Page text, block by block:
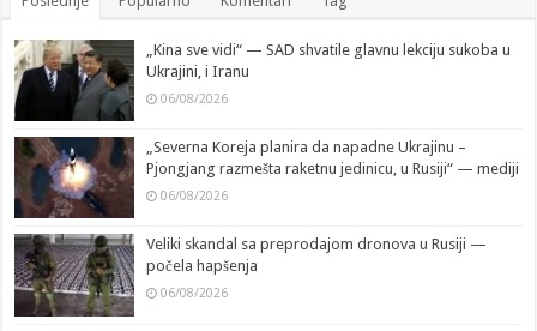
„Kina sve vidi“ — SAD shvatile glavnu lekciju sukoba u
Ukrajini, i Iranu
06/08/2026
„Severna Koreja planira da napadne Ukrajinu –
Pjongjang razmešta raketnu jedinicu, u Rusiji“ — mediji
06/08/2026
Veliki skandal sa preprodajom dronova u Rusiji —
počela hapšenja
06/08/2026